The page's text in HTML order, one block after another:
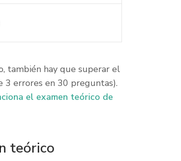
también hay que superar el
3 errores en 30 preguntas).
el examen teórico de
teórico